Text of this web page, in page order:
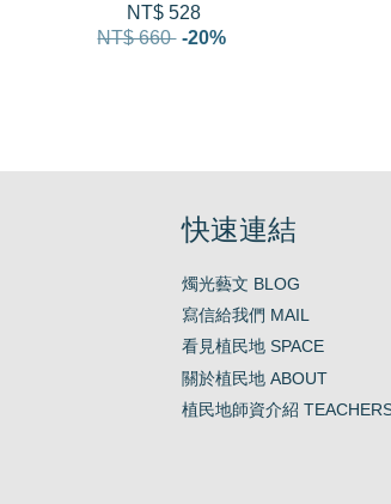
NT$ 528
NT$ 660 -20%
快速連結
燭光藝文 BLOG
寫信給我們 MAIL
看見植民地 SPACE
關於植民地 ABOUT
植民地師資介紹